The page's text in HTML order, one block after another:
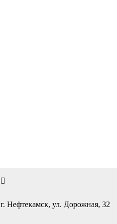
г. Нефтекамск, ул. Дорожная, 32